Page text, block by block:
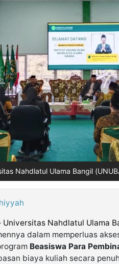
Nahdlatul Ulama Bangil
Universitas Nahdlatul Ulama
dalam memperluas
Beasiswa Para
biaya kuliah secara